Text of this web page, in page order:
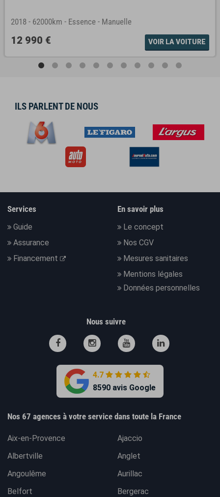
2018 - 62000km - Essence - Manuelle
12 990 € VOIR LA VOITURE
ILS PARLENT DE NOUS
Services
Guide
Assurance
Financement
En savoir plus
Le concept
Nos CGV
Mesures sanitaires
Mentions légales
Données personnelles
Nous suivre
4.7
8590 avis Google
Nos 67 agences à votre service dans toute la France
Aix-en-Provence
Ajaccio
Albertville
Anglet
Angoulême
Aurillac
Belfort
Bergerac